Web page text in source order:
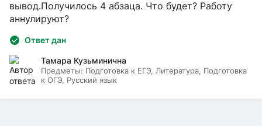
вывод.Получилось 4 абзаца. Что будет? Работу
аннулируют?
Ответ дан
Тамара Кузьминична
Предметы: Подготовка к ЕГЭ, Литература, Подготовка
к ОГЭ, Русский язык